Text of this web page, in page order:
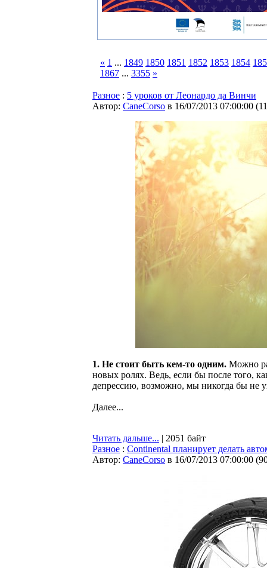
« 1 ... 1849 1850 1851 1852 1853 1854
1867 ... 3355 »
Разное : 5 уроков от Леонардо да Винчи
Автор: CaneCorso в 16/07/2013 07:00:00 (
1. Не стоит быть кем-то одним. Можно
новых ролях. Ведь, если бы после того,
депрессию, возможно, мы никогда бы не
Далее...
Читать дальше... | 2051 байт
Разное : Continental планирует делать
Автор: CaneCorso в 16/07/2013 07:00:00 (